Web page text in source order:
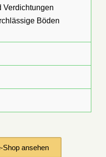
Verdichtungen
Böden
Shop ansehen